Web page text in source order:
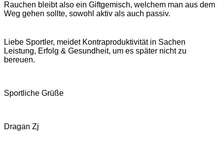
Rauchen bleibt also ein Giftgemisch, welchem man aus dem
Weg gehen sollte, sowohl aktiv als auch passiv.
Liebe Sportler, meidet Kontraproduktivität in Sachen
Leistung, Erfolg & Gesundheit, um es später nicht zu
bereuen.
Sportliche Grüße
Dragan Zj